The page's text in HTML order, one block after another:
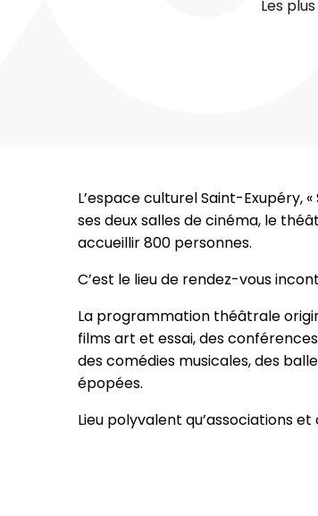
Les
L’espace culturel Saint-
ses deux salles de cinéma, le
accueillir 800 personnes.
C’est le lieu de rendez-vous
La programmation théâtrale
films art et essai, des
des comédies musicales, des
épopées.
Lieu polyvalent qu’associations